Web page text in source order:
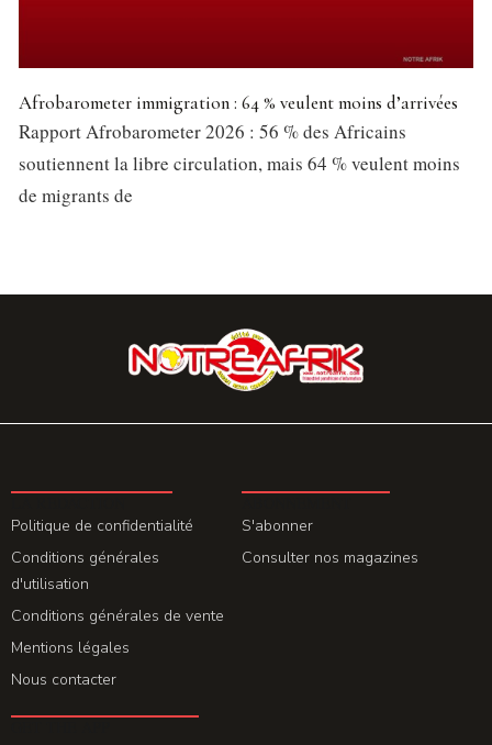
Afrobarometer immigration : 64 % veulent moins d’arrivées
Rapport Afrobarometer 2026 : 56 % des Africains
soutiennent la libre circulation, mais 64 % veulent moins
de migrants de
Politique de confidentialité
Conditions générales
d'utilisation
Conditions générales de vente
Mentions légales
Nous contacter
S'abonner
Consulter nos magazines